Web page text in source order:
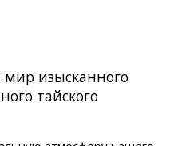
мир изысканного
тайского